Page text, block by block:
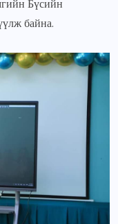
Бүсийн
байна.